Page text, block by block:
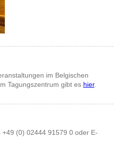
im Belgischen
Tagungszentrum gibt es hier.
(0) 02444 91579 0 oder E-